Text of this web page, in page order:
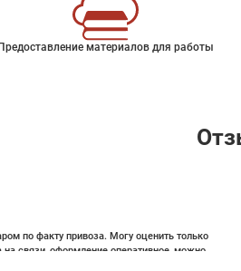
Предоставление материалов для работы
по факту привоза. Могу оценить только
на связи, оформление оперативное, можно